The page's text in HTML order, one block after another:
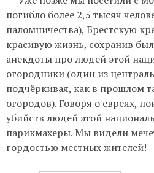
погибло более 2,5 тысяч
паломничества), Брестскую
красивую жизнь, сохранив
анекдоты про людей этой
огородники (один из
подчёркивая, как в прошлом
огородов). Говоря о евреях,
убийств людей этой
парикмахеры. Мы видели
гордостью местных жителей!